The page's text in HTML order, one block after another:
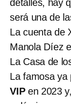
detalles, hay
será una de
La cuenta de
Manola Díez
La Casa de
La famosa ya
VIP en 2023